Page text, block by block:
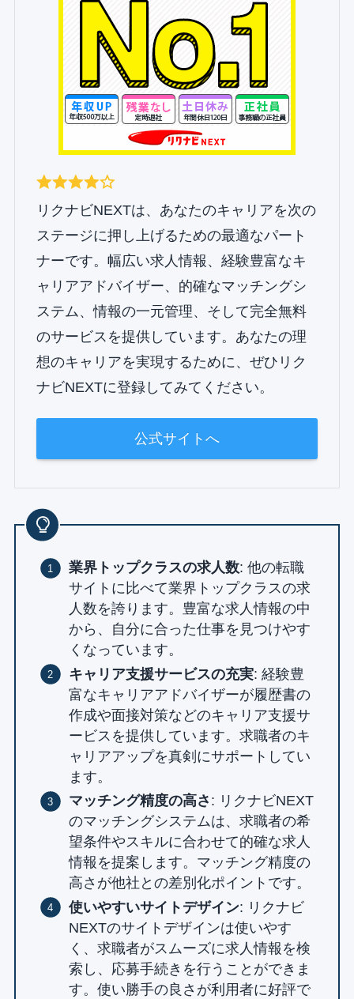
リクナビNEXTは、あなたのキャリアを次の
ステージに押し上げるための最適なパート
ナーです。幅広い求人情報、経験豊富なキ
ャリアアドバイザー、的確なマッチングシ
ステム、情報の一元管理、そして完全無料
のサービスを提供しています。あなたの理
想のキャリアを実現するために、ぜひリク
ナビNEXTに登録してみてください。
公式サイトへ
業界トップクラスの求人数: 他の転職
サイトに比べて業界トップクラスの求
人数を誇ります。豊富な求人情報の中
から、自分に合った仕事を見つけやす
くなっています。
キャリア支援サービスの充実: 経験豊
富なキャリアアドバイザーが履歴書の
作成や面接対策などのキャリア支援サ
ービスを提供しています。求職者のキ
ャリアアップを真剣にサポートしてい
ます。
マッチング精度の高さ : リクナビNEXT
のマッチングシステムは、求職者の希
望条件やスキルに合わせて的確な求人
情報を提案します。マッチング精度の
高さが他社との差別化ポイントです。
使いやすいサイトデザイン: リクナビ
NEXTのサイトデザインは使いやす
く、求職者がスムーズに求人情報を検
索し、応募手続きを行うことができま
す。使い勝手の良さが利用者に好評で